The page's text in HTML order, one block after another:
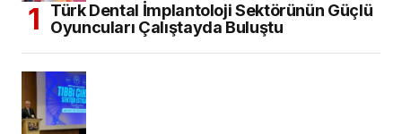
Türk Dental İmplantoloji Sektörünün Güçlü
Oyuncuları Çalıştayda Buluştu